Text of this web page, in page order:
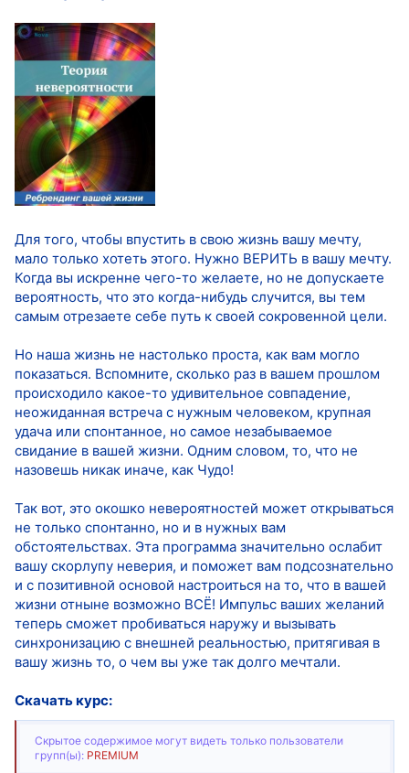
Для того, чтобы впустить в свою жизнь вашу мечту,
мало только хотеть этого. Нужно ВЕРИТЬ в вашу мечту.
Когда вы искренне чего-то желаете, но не допускаете
вероятность, что это когда-нибудь случится, вы тем
самым отрезаете себе путь к своей сокровенной цели.
Но наша жизнь не настолько проста, как вам могло
показаться. Вспомните, сколько раз в вашем прошлом
происходило какое-то удивительное совпадение,
неожиданная встреча с нужным человеком, крупная
удача или спонтанное, но самое незабываемое
свидание в вашей жизни. Одним словом, то, что не
назовешь никак иначе, как Чудо!
Так вот, это окошко невероятностей может открываться
не только спонтанно, но и в нужных вам
обстоятельствах. Эта программа значительно ослабит
вашу скорлупу неверия, и поможет вам подсознательно
и с позитивной основой настроиться на то, что в вашей
жизни отныне возможно ВСЁ! Импульс ваших желаний
теперь сможет пробиваться наружу и вызывать
синхронизацию с внешней реальностью, притягивая в
вашу жизнь то, о чем вы уже так долго мечтали.
Скачать курс:
Скрытое содержимое могут видеть только пользователи
групп(ы): PREMIUM